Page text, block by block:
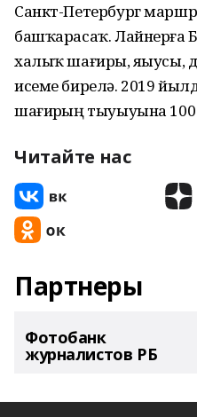
Санкт-Петербург
башҡарасаҡ. Лайнерға
халыҡ шағиры, яҙыусы,
исеме бирелә. 2019
шағирҙың тыуыуына
Читайте нас
Партнеры
Фотобанк
журналистов РБ